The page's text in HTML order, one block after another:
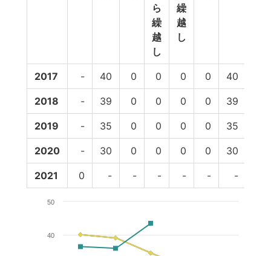
ら
繰
越
し
繰
越
し
2017 - 40 0 0 0 0 40
2018 - 39 0 0 0 0 39
2019 - 35 0 0 0 0 35
2020 - 30 0 0 0 0 30
2021 0 - - - - - -
40
50